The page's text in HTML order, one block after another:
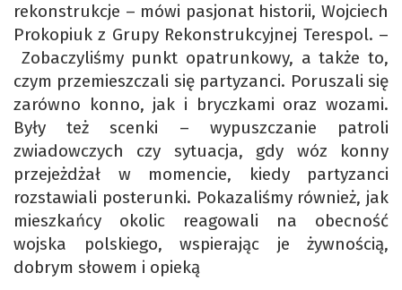
rekonstrukcje – mówi pasjonat historii, Wojciech
Prokopiuk z Grupy Rekonstrukcyjnej Terespol. –
Zobaczyliśmy punkt opatrunkowy, a także to,
czym przemieszczali się partyzanci. Poruszali się
zarówno konno, jak i bryczkami oraz wozami.
Były też scenki – wypuszczanie patroli
zwiadowczych czy sytuacja, gdy wóz konny
przejeżdżał w momencie, kiedy partyzanci
rozstawiali posterunki. Pokazaliśmy również, jak
mieszkańcy okolic reagowali na obecność
wojska polskiego, wspierając je żywnością,
dobrym słowem i opieką